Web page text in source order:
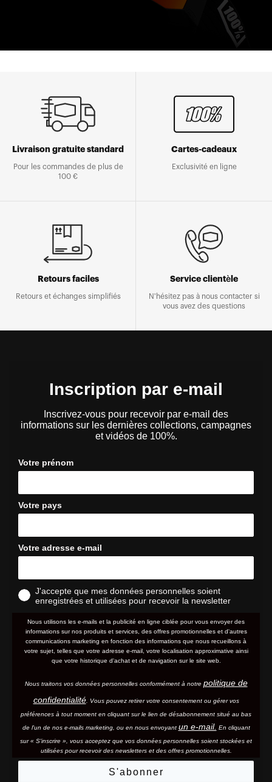
Livraison gratuite standard
Pour les commandes de plus de
100 €
Cartes-cadeaux
Exclusivité en ligne
Retours faciles
Retours et échanges simplifiés
Service clientèle
N'hésitez pas à nous contacter si
vous avez des questions
Inscription par e-mail
Inscrivez-vous pour recevoir par e-mail des
informations sur les dernières collections, campagnes
et vidéos de 100%.
Votre prénom
Votre pays
Votre adresse e-mail
J'accepte que mes données personnelles soient
enregistrées et utilisées pour recevoir la newsletter
Nous utilisons les e-mails et la publicité en ligne ciblée pour vous envoyer des
informations sur nos produits et services, des offres promotionnelles et d'autres
communications marketing en fonction des informations que nous recueillons à
votre sujet, telles que votre adresse e-mail, votre localisation approximative ainsi
que votre historique d'achat et de navigation sur le site web.
Nous traitons vos données personnelles conformément à notre politique de
confidentialité. Vous pouvez retirer votre consentement ou gérer vos
préférences à tout moment en cliquant sur le lien de désabonnement situé au bas
de l'un de nos e-mails marketing, ou en nous envoyant un e-mail. En cliquant
sur « S'inscrire », vous acceptez que vos données personnelles soient stockées et
utilisées pour recevoir des newsletters et des offres promotionnelles.
S'abonner